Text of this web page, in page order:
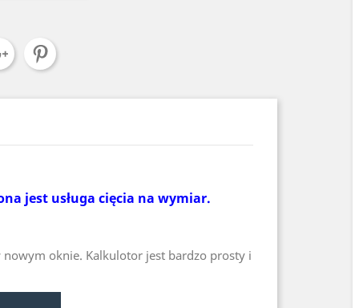
jest usługa cięcia na wymiar.
oknie. Kalkulotor jest bardzo prosty i